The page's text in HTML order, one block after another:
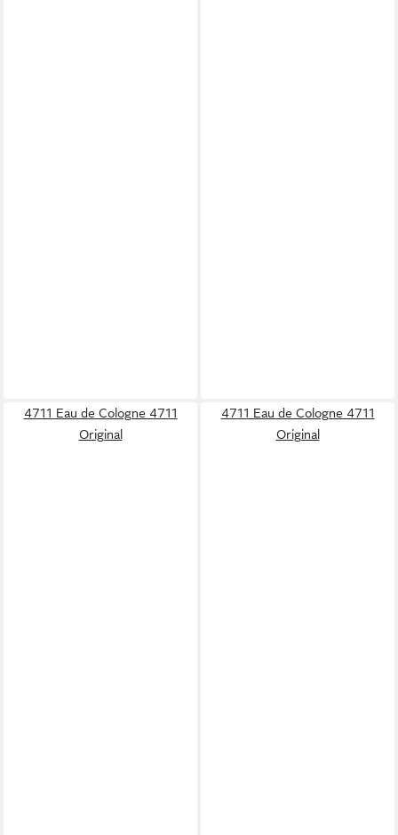
4711 Eau de Cologne 4711
Original
4711 Eau de Cologne 4711
Original